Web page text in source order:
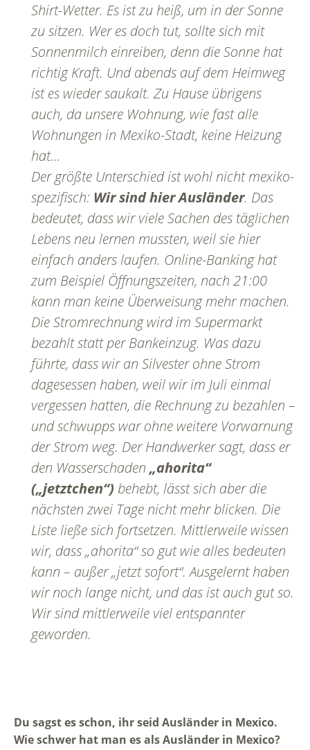
Shirt-Wetter. Es ist zu heiß, um in der Sonne
zu sitzen. Wer es doch tut, sollte sich mit
Sonnenmilch einreiben, denn die Sonne hat
richtig Kraft. Und abends auf dem Heimweg
ist es wieder saukalt. Zu Hause übrigens
auch, da unsere Wohnung, wie fast alle
Wohnungen in Mexiko-Stadt, keine Heizung
hat…
Der größte Unterschied ist wohl nicht mexiko-
spezifisch: Wir sind hier Ausländer. Das
bedeutet, dass wir viele Sachen des täglichen
Lebens neu lernen mussten, weil sie hier
einfach anders laufen. Online-Banking hat
zum Beispiel Öffnungszeiten, nach 21:00
kann man keine Überweisung mehr machen.
Die Stromrechnung wird im Supermarkt
bezahlt statt per Bankeinzug. Was dazu
führte, dass wir an Silvester ohne Strom
dagesessen haben, weil wir im Juli einmal
vergessen hatten, die Rechnung zu bezahlen –
und schwupps war ohne weitere Vorwarnung
der Strom weg. Der Handwerker sagt, dass er
den Wasserschaden „ahorita“
(„jetztchen“) behebt, lässt sich aber die
nächsten zwei Tage nicht mehr blicken. Die
Liste ließe sich fortsetzen. Mittlerweile wissen
wir, dass „ahorita“ so gut wie alles bedeuten
kann – außer „jetzt sofort“. Ausgelernt haben
wir noch lange nicht, und das ist auch gut so.
Wir sind mittlerweile viel entspannter
geworden.
Du sagst es schon, ihr seid Ausländer in Mexico.
Wie schwer hat man es als Ausländer in Mexico?